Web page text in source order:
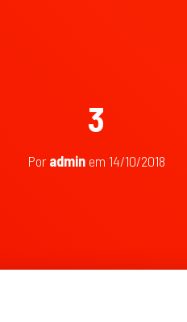
3
Por adminem 14/10/2018